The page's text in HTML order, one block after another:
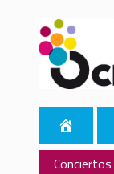
Conciertos